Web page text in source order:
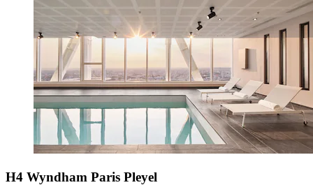
H4 Wyndham Paris Pleyel